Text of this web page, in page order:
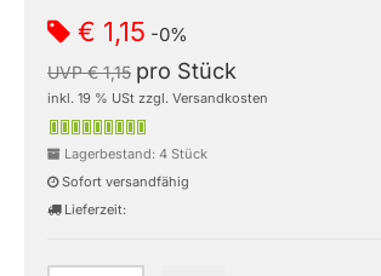
€ 1,15 -0%
UVP € 1,15 pro Stück
inkl. 19 % USt zzgl. Versandkosten
Lagerbestand: 4 Stück
Sofort versandfähig
Lieferzeit: